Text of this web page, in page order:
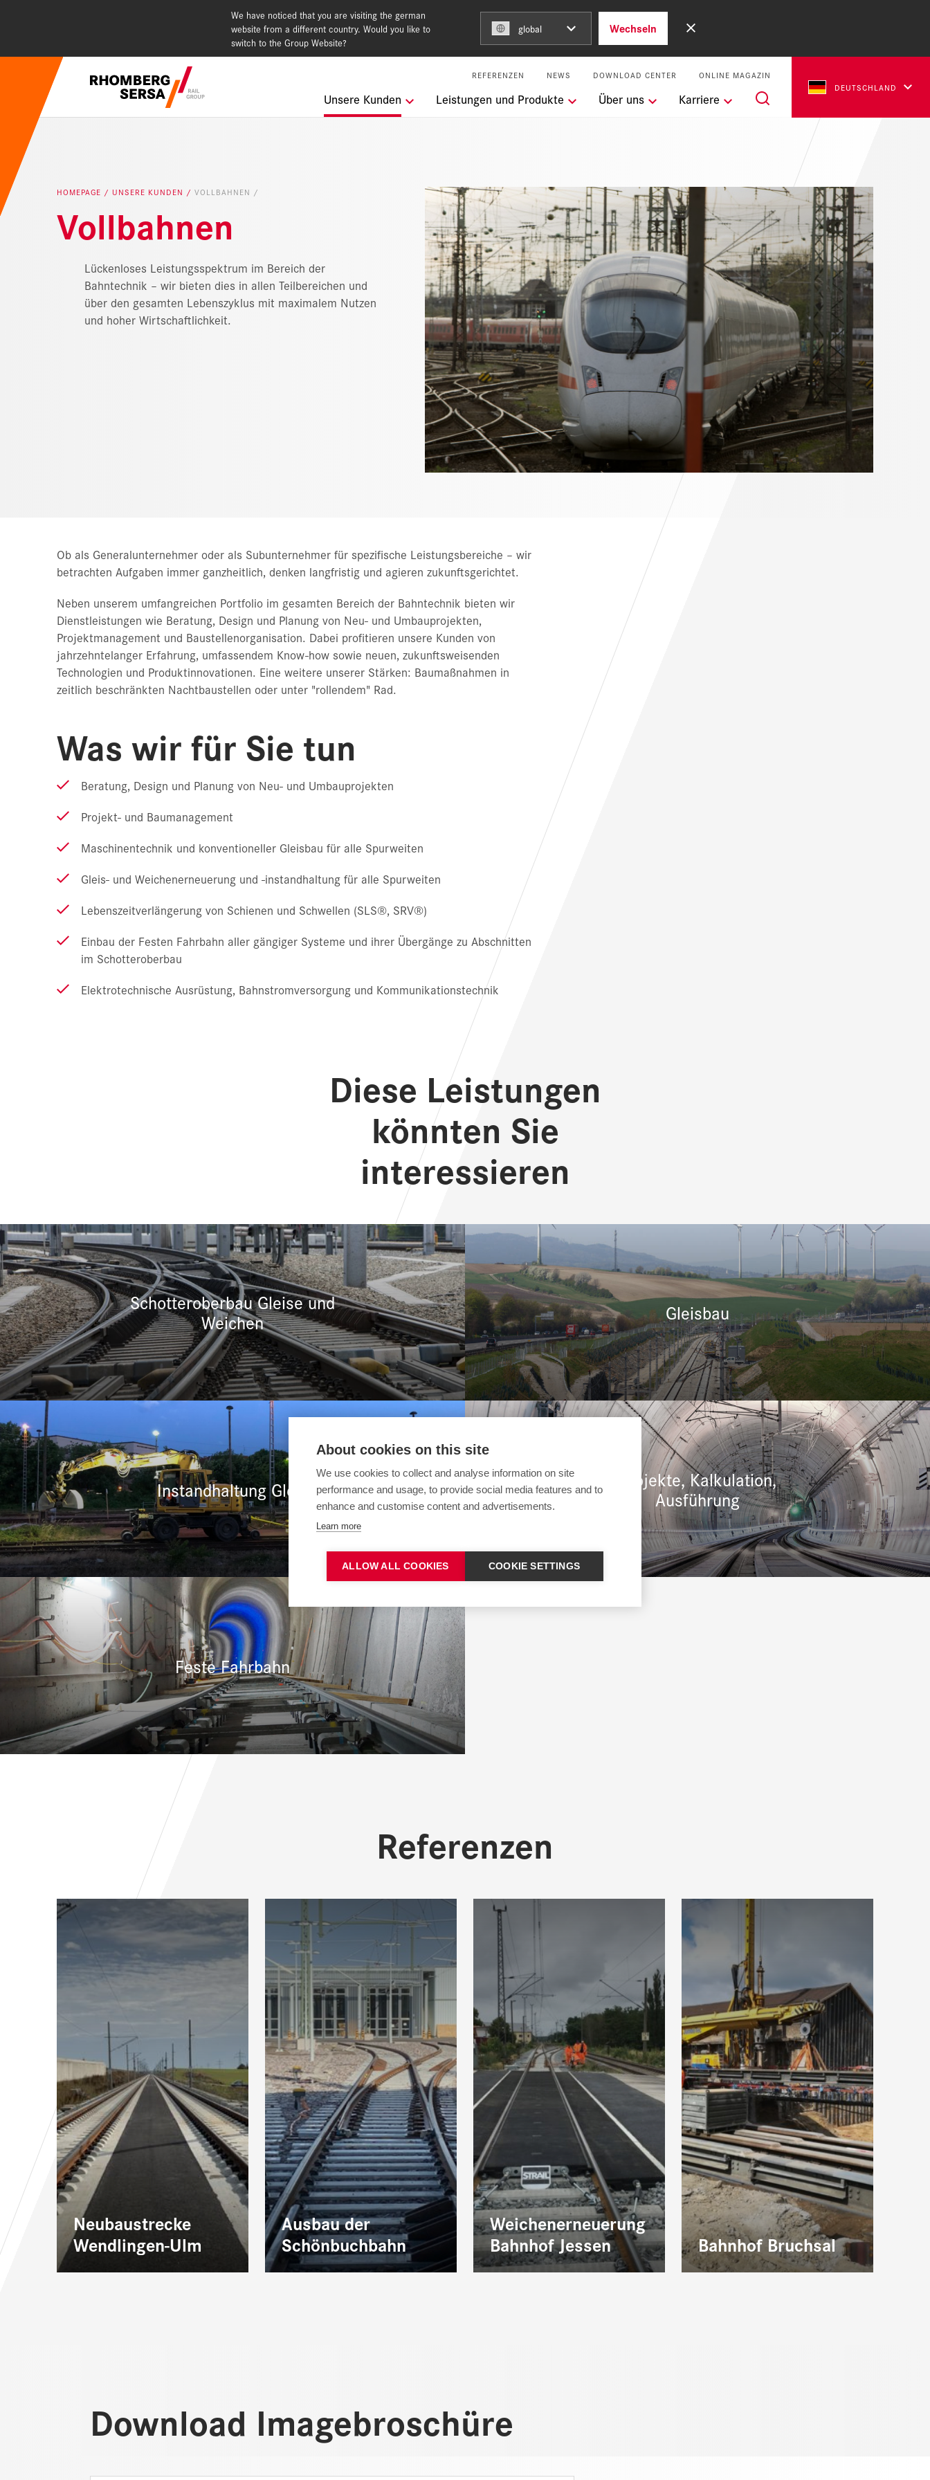
We have noticed that you are visiting the german
website from a different country. Would you like to
switch to the Group Website?
global Wechseln
REFERENZEN NEWS DOWNLOAD CENTER ONLINE MAGAZIN
Unsere Kunden Leistungen und Produkte Über uns Karriere
DEUTSCHLAND
Suchempfehlungen
HOMEPAGE UNSERE KUNDEN VOLLBAHNEN
Vollbahnen
Lückenloses Leistungsspektrum im Bereich der
Bahntechnik – wir bieten dies in allen Teilbereichen und
über den gesamten Lebenszyklus mit maximalem Nutzen
und hoher Wirtschaftlichkeit.
Ob als Generalunternehmer oder als Subunternehmer für spezifische Leistungsbereiche – wir
betrachten Aufgaben immer ganzheitlich, denken langfristig und agieren zukunftsgerichtet.
Neben unserem umfangreichen Portfolio im gesamten Bereich der Bahntechnik bieten wir
Dienstleistungen wie Beratung, Design und Planung von Neu- und Umbauprojekten,
Projektmanagement und Baustellenorganisation. Dabei profitieren unsere Kunden von
jahrzehntelanger Erfahrung, umfassendem Know-how sowie neuen, zukunftsweisenden
Technologien und Produktinnovationen. Eine weitere unserer Stärken: Baumaßnahmen in
zeitlich beschränkten Nachtbaustellen oder unter "rollendem" Rad.
Was wir für Sie tun
Beratung, Design und Planung von Neu- und Umbauprojekten
Projekt- und Baumanagement
Maschinentechnik und konventioneller Gleisbau für alle Spurweiten
Gleis- und Weichenerneuerung und -instandhaltung für alle Spurweiten
Lebenszeitverlängerung von Schienen und Schwellen (SLS®, SRV®)
Einbau der Festen Fahrbahn aller gängiger Systeme und ihrer Übergänge zu Abschnitten
im Schotteroberbau
Elektrotechnische Ausrüstung, Bahnstromversorgung und Kommunikationstechnik
Diese Leistungen
könnten Sie
interessieren
Schotteroberbau Gleise und
Weichen Gleisbau
Instandhaltung Gleis Projekte, Kalkulation,
Ausführung
Feste Fahrbahn
Referenzen
Neubaustrecke
Wendlingen-Ulm
Ausbau der
Schönbuchbahn
Weichenerneuerung
Bahnhof Jessen
Bahnhof Bruchsal
Download Imagebroschüre
About cookies on this site
We use cookies to collect and analyse information on site
performance and usage, to provide social media features and to
enhance and customise content and advertisements.
Learn more
ALLOW ALL COOKIES COOKIE SETTINGS